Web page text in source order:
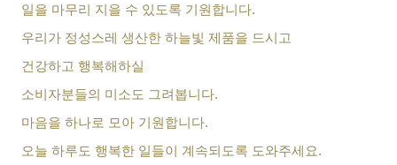
일을 마무리 지을 수 있도록 기원합니다.
우리가 정성스레 생산한 하늘빛 제품을 드시고
건강하고 행복해하실
소비자분들의 미소도 그려봅니다.
마음을 하나로 모아 기원합니다.
오늘 하루도 행복한 일들이 계속되도록 도와주세요.